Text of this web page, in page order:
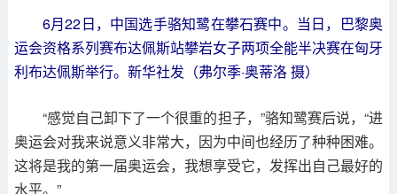
6月22日，中国选手骆知鹭在攀石赛中。当日，巴黎奥
运会资格系列赛布达佩斯站攀岩女子两项全能半决赛在匈牙
利布达佩斯举行。新华社发（弗尔季·奥蒂洛 摄）
“感觉自己卸下了一个很重的担子，”骆知鹭赛后说，“进
奥运会对我来说意义非常大，因为中间也经历了种种困难。
这将是我的第一届奥运会，我想享受它，发挥出自己最好的
水平。”